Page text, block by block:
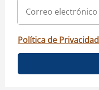
Política de Privacidad